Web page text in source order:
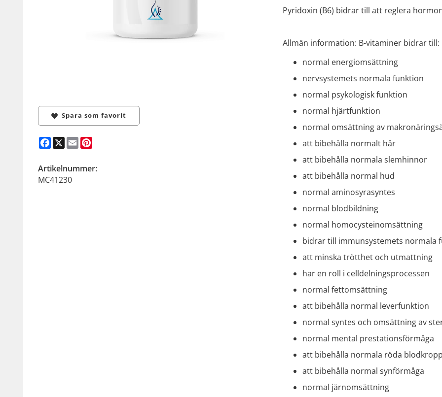
Pyridoxin (B6) bidrar till att reglera
Allmän information: B-vitaminer bidrar till:
normal energiomsättning
nervsystemets normala funktion
normal psykologisk funktion
normal hjärtfunktion
normal omsättning av
att bibehålla normalt hår
att bibehålla normala slemhinnor
att bibehålla normal hud
normal aminosyrasyntes
normal blodbildning
normal homocysteinomsättning
bidrar till immunsystemets normala
att minska trötthet och utmattning
har en roll i celldelningsprocessen
normal fettomsättning
att bibehålla normal leverfunktion
normal syntes och omsättning av
normal mental prestationsförmåga
att bibehålla normala röda
att bibehålla normal synförmåga
normal järnomsättning
Spara som favorit
Facebook
X Email
Artikelnummer:
MC41230